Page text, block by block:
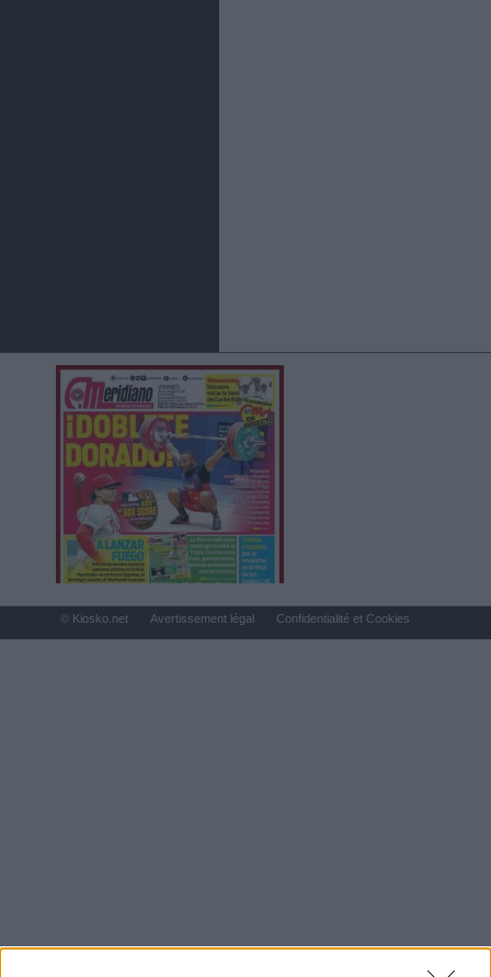
© Kiosko.net Avertissement légal Confidentialité et Cookies